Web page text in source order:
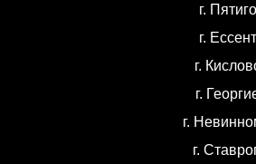
г.
г.
г.
г.
г.
г.